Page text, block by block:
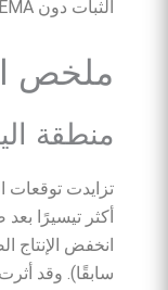
الثبات دون 78EMA قد يدفع نحو 65000.
ملخص
منطقة
تزايدت توقعات
أكثر تيسيرًا
سابقًا). وقد